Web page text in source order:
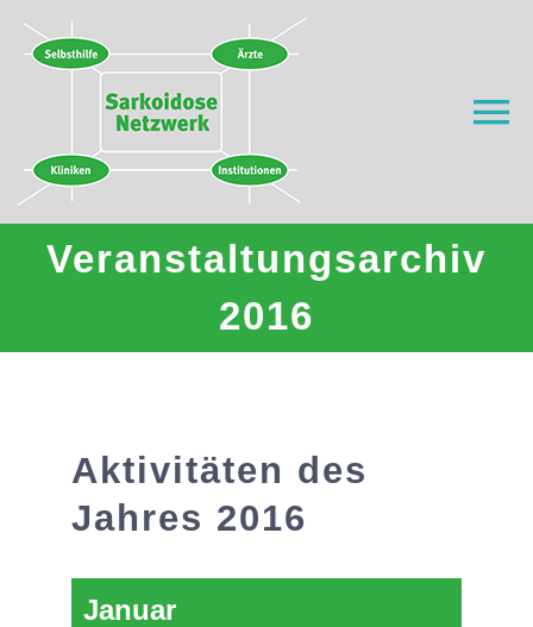
Zum
Inhalt
Home
Aktuell
Mitglieder / Login
Veranstaltungsarchiv
2016
Aktivitäten des
Jahres 2016
Januar